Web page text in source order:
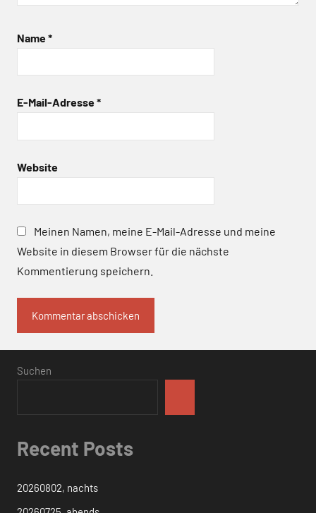
Name*
E-Mail-Adresse*
Website
Meinen Namen, meine E-Mail-Adresse und meine
Website in diesem Browser für die nächste
Kommentierung speichern.
Suchen
Recent Posts
20260802, nachts